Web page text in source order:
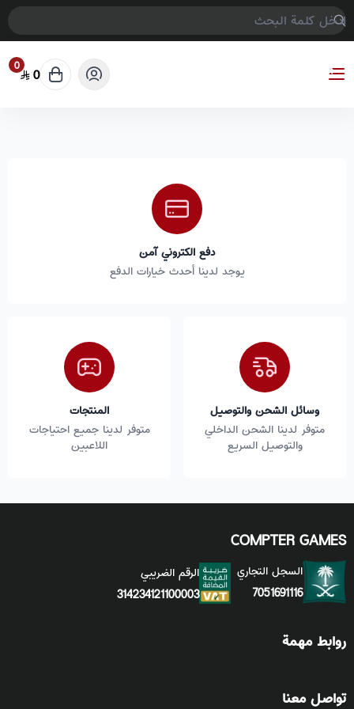
COMPTER GAMES
0 0
دفع الكتروني آمن
يوجد لدينا أحدث خيارات الدفع
وسائل الشحن والتوصيل
متوفر لدينا الشحن الداخلي
والتوصيل السريع
المنتجات
متوفر لدينا جميع احتياجات
اللاعبين
COMPTER GAMES
السجل التجاري
7051691116
الرقم الضريبي
314234121100003
روابط مهمة
تواصل معنا